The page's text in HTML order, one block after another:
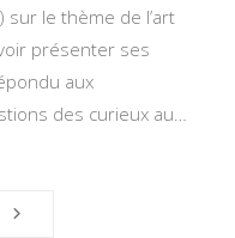
sur le thème de l’art
présenter ses
aux
des curieux au…